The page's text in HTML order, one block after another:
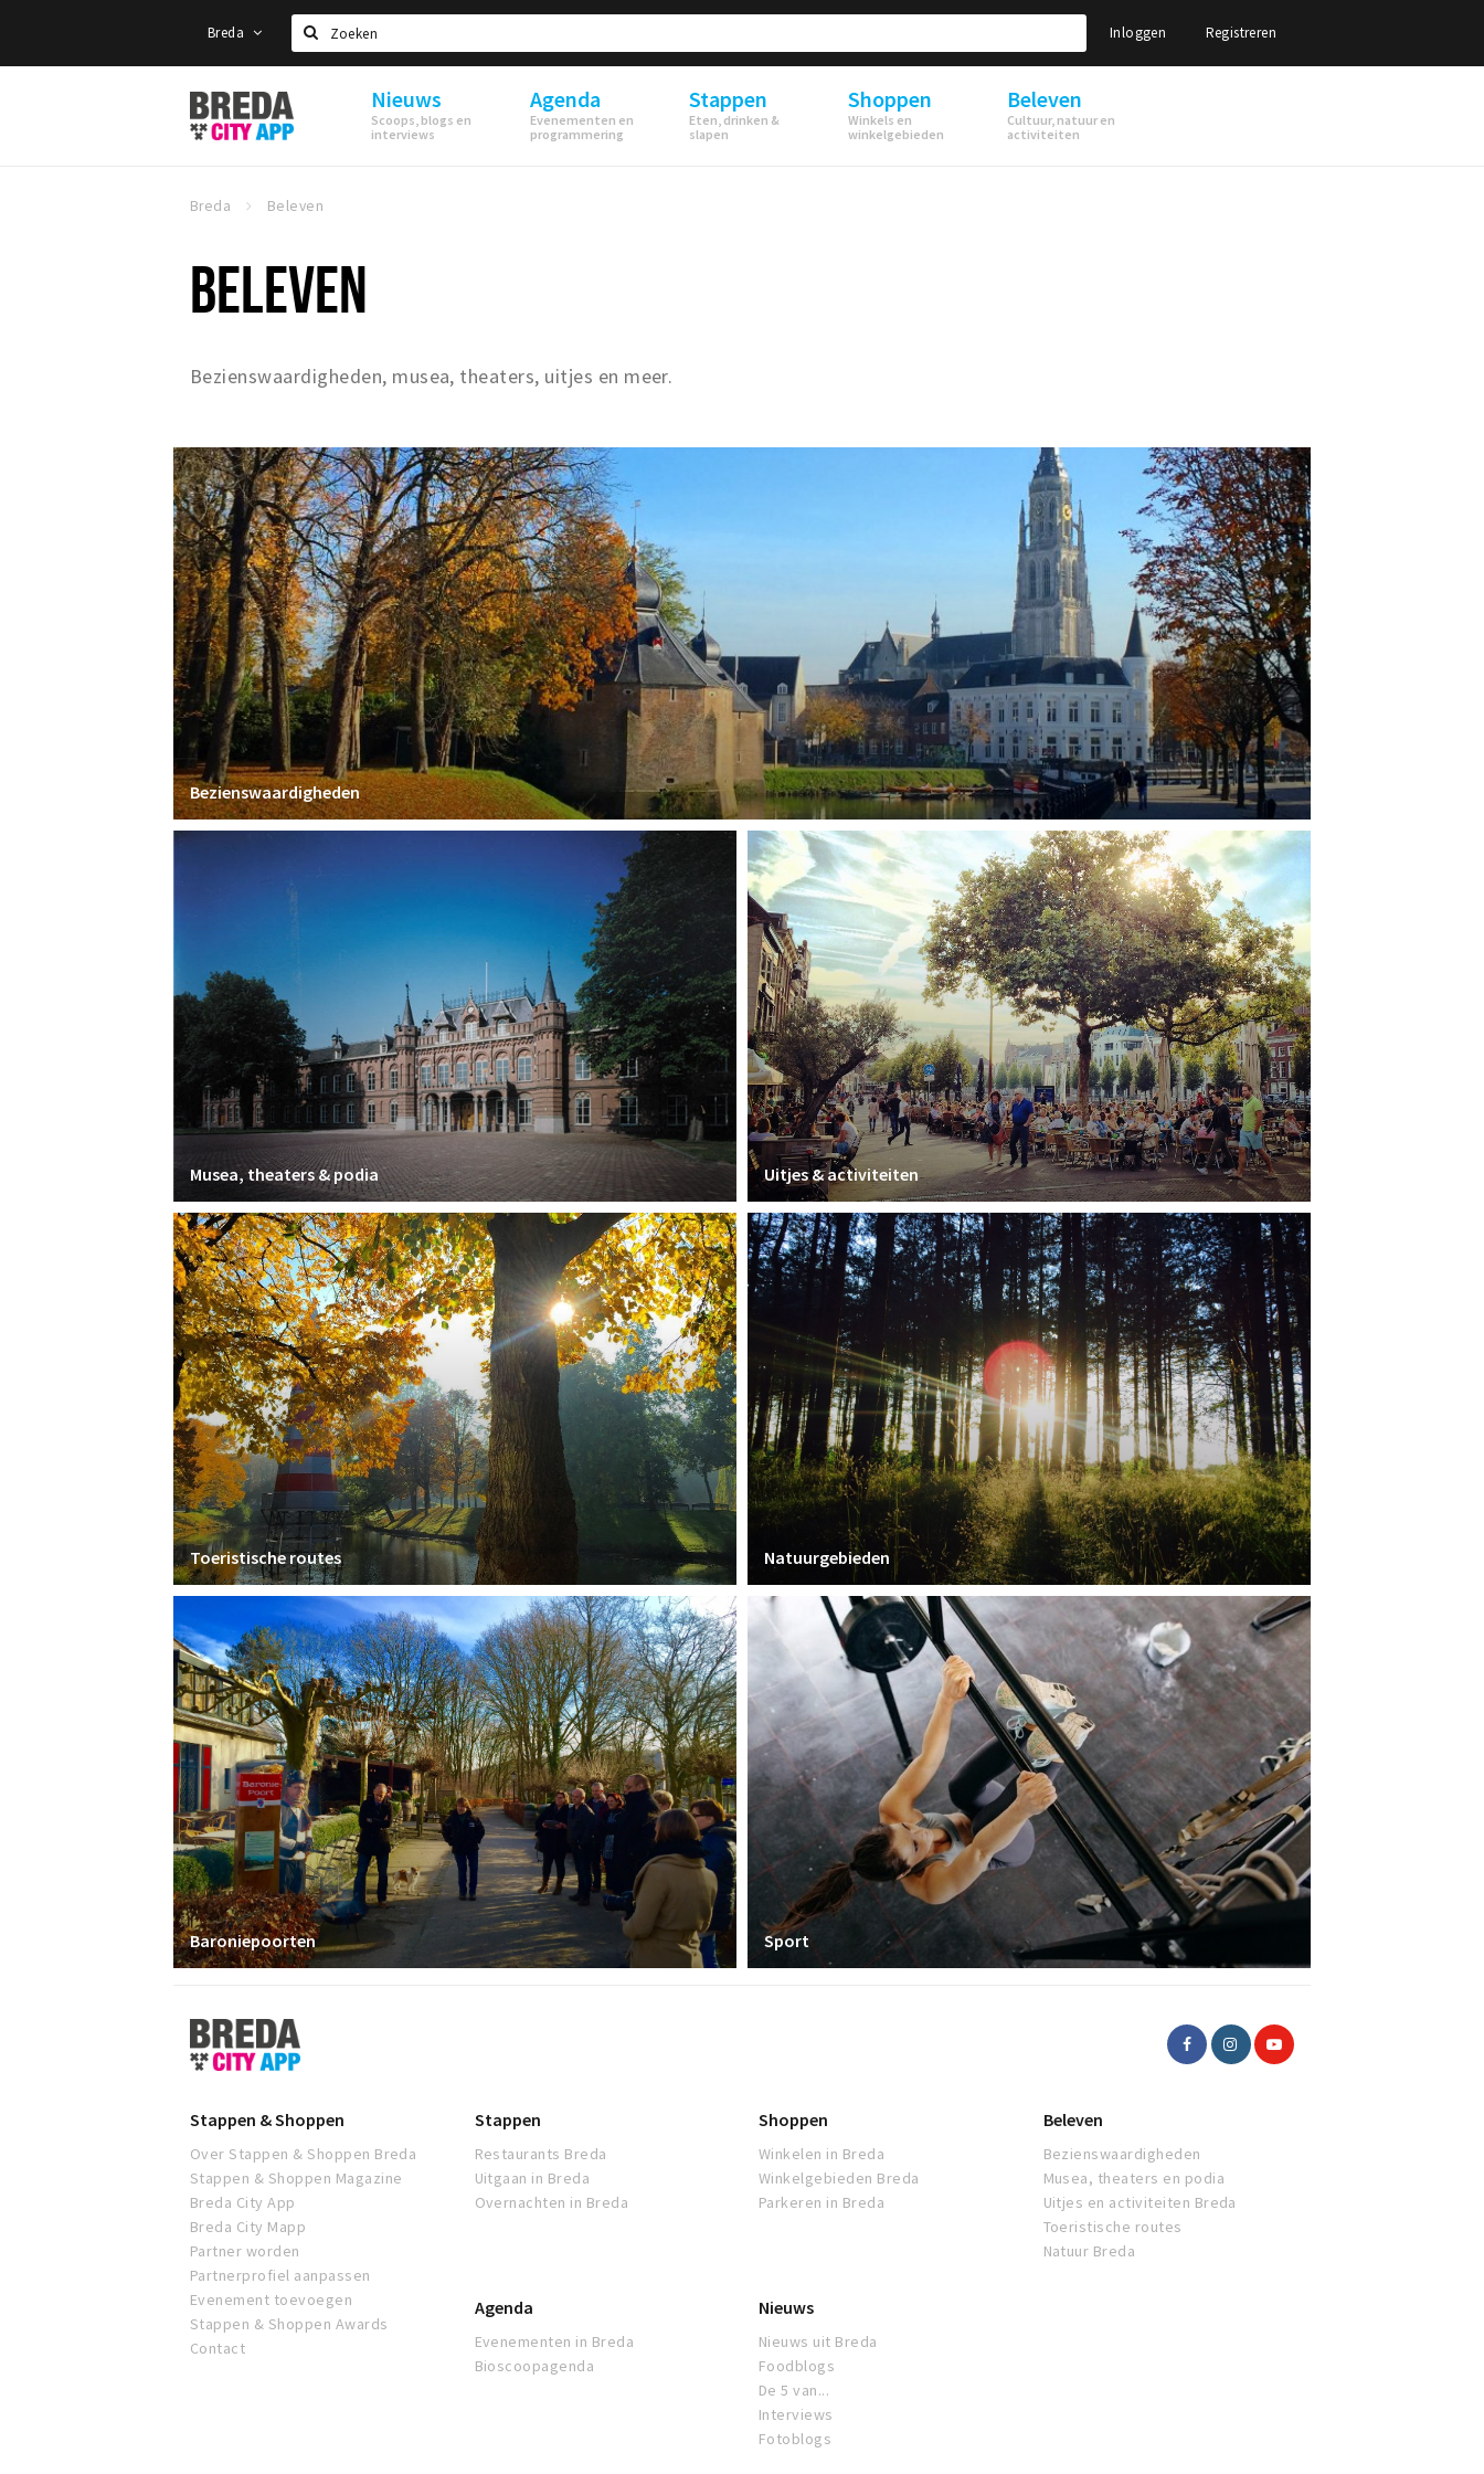
Breda
Zoeken
Inloggen Registreren
Stappen
&
Shoppen
Nieuws
Scoops, blogs en
interviews
Agenda
Evenementen en
programmering
Stappen
Eten, drinken &
slapen
Shoppen
Winkels en
winkelgebieden
Beleven
Cultuur, natuur en
activiteiten
Breda Beleven
BELEVEN
Bezienswaardigheden, musea, theaters, uitjes en meer.
Bezienswaardigheden
Musea, theaters & podia Uitjes & activiteiten
Toeristische routes Natuurgebieden
Baroniepoorten Sport
Stappen
&
Shoppen
Stappen & Shoppen
Over Stappen & Shoppen Breda
Stappen & Shoppen Magazine
Breda City App
Breda City Mapp
Partner worden
Partnerprofiel aanpassen
Evenement toevoegen
Stappen & Shoppen Awards
Contact
Stappen
Restaurants Breda
Uitgaan in Breda
Overnachten in Breda
Shoppen
Winkelen in Breda
Winkelgebieden Breda
Parkeren in Breda
Beleven
Bezienswaardigheden
Musea, theaters en podia
Uitjes en activiteiten Breda
Toeristische routes
Natuur Breda
Agenda
Evenementen in Breda
Bioscoopagenda
Nieuws
Nieuws uit Breda
Foodblogs
De 5 van...
Interviews
Fotoblogs